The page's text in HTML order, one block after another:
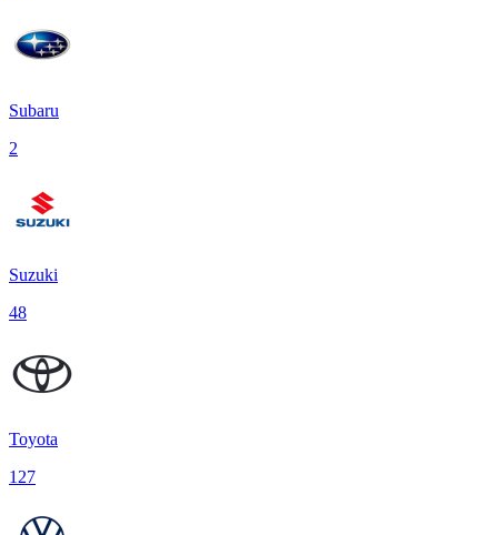
Subaru
2
Suzuki
48
Toyota
127